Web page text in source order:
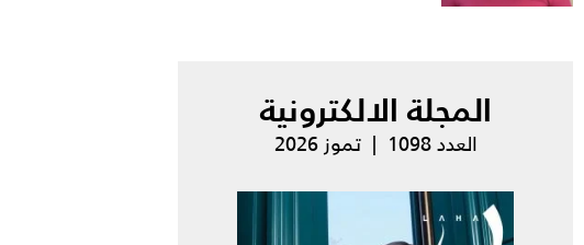
المجلة الالكترونية
العدد 1098 | تموز 2026